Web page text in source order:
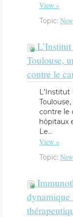
View »
Topic:
Toulouse,
contre le
L'Institut
contre le
hôpitaux
Le...
View »
Topic:
dynamique